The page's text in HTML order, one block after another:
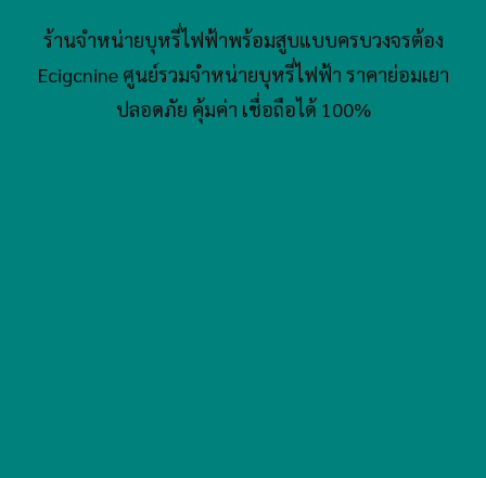
ร้านจำหน่ายบุหรี่ไฟฟ้าพร้อมสูบแบบครบวงจรต้อง
Ecigcnine ศูนย์รวมจำหน่ายบุหรี่ไฟฟ้า ราคาย่อมเยา
ปลอดภัย คุ้มค่า เชื่อถือได้ 100%